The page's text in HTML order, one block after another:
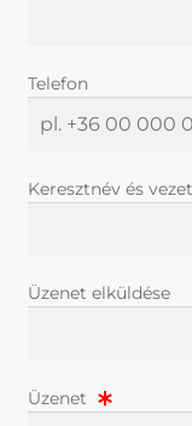
Telefon
Keresztnév és
Üzenet elküldése
Üzenet